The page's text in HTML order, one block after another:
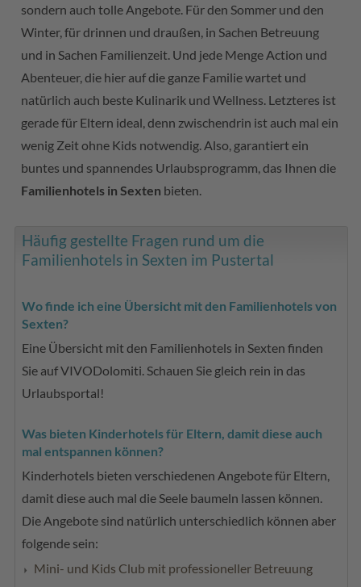
sondern auch tolle Angebote. Für den Sommer und den
Winter, für drinnen und draußen, in Sachen Betreuung
und in Sachen Familienzeit. Und jede Menge Action und
Abenteuer, die hier auf die ganze Familie wartet und
natürlich auch beste Kulinarik und Wellness. Letzteres ist
gerade für Eltern ideal, denn zwischendrin ist auch mal ein
wenig Zeit ohne Kids notwendig. Also, garantiert ein
buntes und spannendes Urlaubsprogramm, das Ihnen die
Familienhotels in Sexten bieten.
Häufig gestellte Fragen rund um die
Familienhotels in Sexten im Pustertal
Wo finde ich eine Übersicht mit den Familienhotels von
Sexten?
Eine Übersicht mit den Familienhotels in Sexten finden
Sie auf VIVODolomiti. Schauen Sie gleich rein in das
Urlaubsportal!
Was bieten Kinderhotels für Eltern, damit diese auch
mal entspannen können?
Kinderhotels bieten verschiedenen Angebote für Eltern,
damit diese auch mal die Seele baumeln lassen können.
Die Angebote sind natürlich unterschiedlich können aber
folgende sein:
Mini- und Kids Club mit professioneller Betreuung